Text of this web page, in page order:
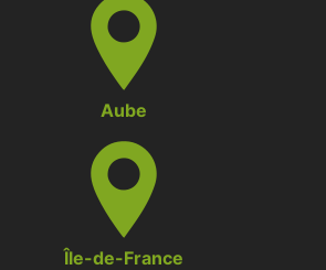
Aube
Île-de-France